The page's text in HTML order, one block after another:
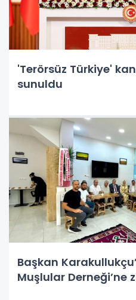
'Terörsüz Türkiye'
sunuldu
Başkan
Muşlular Derneği’ne